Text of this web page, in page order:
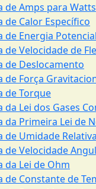
de Amps para Watts
de Calor Específico
de Energia Potencial
de Velocidade de
de Deslocamento
de Força
de Torque
da Lei dos Gases
da Primeira Lei de
de Umidade Relativa
de Velocidade
da Lei de Ohm
de Constante de